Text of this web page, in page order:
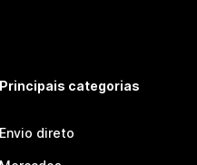
Principais categorias
Envio direto